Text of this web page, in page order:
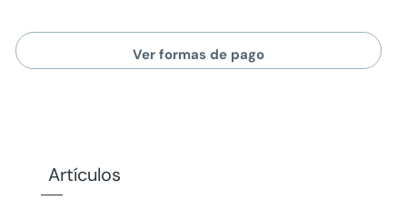
Ver formas de pago
Artículos